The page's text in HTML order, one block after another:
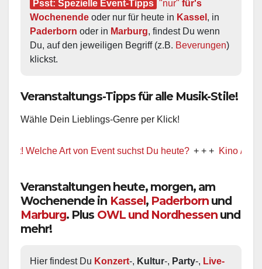
Psst: Spezielle Event-Tipps "nur" für's
Wochenende oder nur für heute in Kassel
Paderborn oder in Marburg, findest Du wenn
Du, auf den jeweiligen Begriff (z.B. Beverungen)
klickst.
Veranstaltungs-Tipps für alle Musik-Stile!
Wähle Dein Lieblings-Genre per Klick!
Welche Art von Event suchst Du heute? + + + Kino / Film
Veranstaltungen heute, morgen, am
Wochenende in Kassel, Paderborn und
Marburg. Plus OWL und Nordhessen und
mehr!
Hier findest Du Konzert-, Kultur-, Party-, Live-